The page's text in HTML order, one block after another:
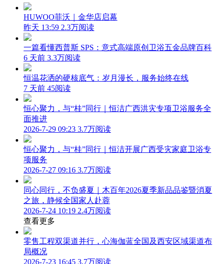
HUWOO菲沃｜金华店启幕
昨天 13:59 2.3万阅读
一篇看懂西普斯 SPS：意式高端原创卫浴五金品牌百科
6 天前 3.3万阅读
恒温花洒的硬核底气：岁月漫长，服务始终在线
7 天前 45阅读
恒心聚力，与“桂”同行｜恒洁广西洪灾专项卫浴服务全
面推进
2026-7-29 09:23 3.7万阅读
恒心聚力，与“桂”同行｜恒洁开展广西受灾家庭卫浴专
项服务
2026-7-27 09:16 3.7万阅读
同心同行，不负盛夏｜木百年2026夏季新品品鉴暨消夏
之旅，静候全国家人赴蓉
2026-7-24 10:19 2.4万阅读
查看更多
零售工程双渠道并行，心海伽蓝全国及西安区域渠道布
局概况
2026-7-23 16:45 3.7万阅读